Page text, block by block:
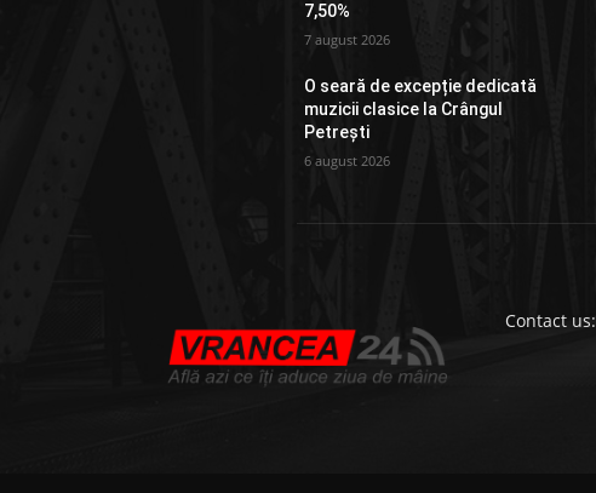
7,50%
7 august 2026
O seară de excepție dedicată
muzicii clasice la Crângul
Petrești
6 august 2026
Contact us: